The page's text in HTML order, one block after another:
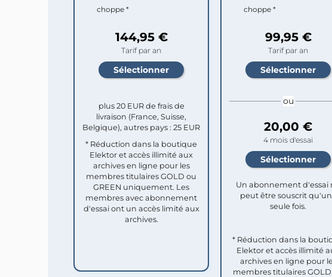
choppe *
144,95 €
Tarif par an
plus 20 EUR de frais de
livraison (France, Suisse,
Belgique), autres pays : 25 EUR
* Réduction dans la boutique
Elektor et accès illimité aux
archives en ligne pour les
membres titulaires GOLD ou
GREEN uniquement. Les
membres avec abonnement
d'essai ont un accès limité aux
archives.
choppe *
99,95 €
Tarif par an
ou
20,00 €
4 mois d'essai
Un abonnement d'essai
peut être souscrit
seule fois.​
* Réduction dans la
Elektor et accès illimité
archives en ligne pour
membres titulaires